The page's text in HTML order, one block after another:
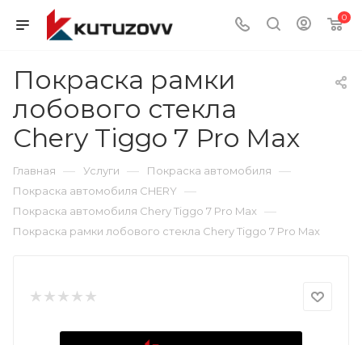
0
Покраска рамки
лобового стекла
Chery Tiggo 7 Pro Max
Главная — Услуги — Покраска автомобиля —
Покраска автомобиля CHERY —
Покраска автомобиля Chery Tiggo 7 Pro Max —
Покраска рамки лобового стекла Chery Tiggo 7 Pro Max